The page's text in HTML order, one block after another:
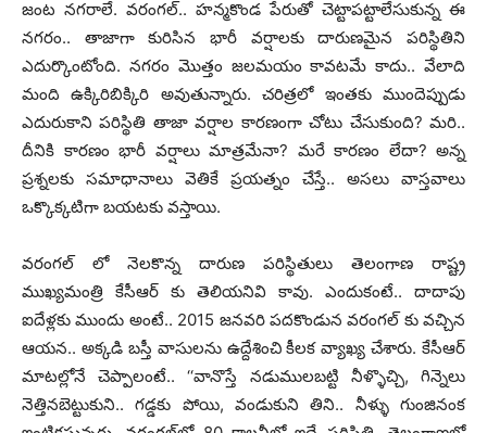
జంట నగరాలే. వరంగల్.. హన్మకొండ పేరుతో చెట్టాపట్టాలేసుకున్న ఈ
నగరం.. తాజాగా కురిసిన భారీ వర్షాలకు దారుణమైన పరిస్థితిని
ఎదుర్కొంటోంది. నగరం మొత్తం జలమయం కావటమే కాదు.. వేలాది
మంది ఉక్కిరిబిక్కిరి అవుతున్నారు. చరిత్రలో ఇంతకు ముందెప్పుడు
ఎదురుకాని పరిస్థితి తాజా వర్షాల కారణంగా చోటు చేసుకుంది? మరి..
దీనికి కారణం భారీ వర్షాలు మాత్రమేనా? మరే కారణం లేదా? అన్న
ప్రశ్నలకు సమాధానాలు వెతికే ప్రయత్నం చేస్తే.. అసలు వాస్తవాలు
ఒక్కొక్కటిగా బయటకు వస్తాయి.
వరంగల్ లో నెలకొన్న దారుణ పరిస్థితులు తెలంగాణ రాష్ట్ర
ముఖ్యమంత్రి కేసీఆర్ కు తెలియనివి కావు. ఎందుకంటే.. దాదాపు
ఐదేళ్లకు ముందు అంటే.. 2015 జనవరి పదకొండున వరంగల్ కు వచ్చిన
ఆయన.. అక్కడి బస్తీ వాసులను ఉద్దేశించి కీలక వ్యాఖ్య చేశారు. కేసీఆర్
మాటల్లోనే చెప్పాలంటే.. ‘‘వానొస్తే నడుములబట్టి నీళ్ళొచ్చి, గిన్నెలు
నెత్తినబెట్టుకుని.. గడ్డకు పోయి, వండుకుని తిని.. నీళ్ళు గుంజినంక